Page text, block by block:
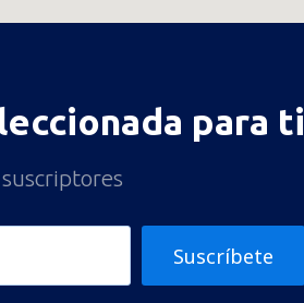
para ti
Suscríbete